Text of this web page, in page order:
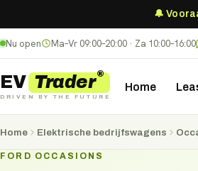
🔔
Nu open Ma–Vr 09:00–20:00 · Za 10:00–16:00
EV Trader®
DRIVEN BY THE FUTURE
Home
Home Elektrische bedrijfswagens
FORD OCCASIONS